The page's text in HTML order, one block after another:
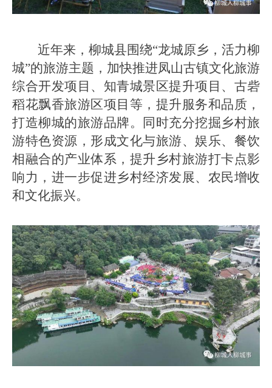
近年来，柳城县围绕“龙城原乡，活力柳
城”的旅游主题，加快推进凤山古镇文化旅游
综合开发项目、知青城景区提升项目、古砦
稻花飘香旅游区项目等，提升服务和品质，
打造柳城的旅游品牌。同时充分挖掘乡村旅
游特色资源，形成文化与旅游、娱乐、餐饮
相融合的产业体系，提升乡村旅游打卡点影
响力，进一步促进乡村经济发展、农民增收
和文化振兴。